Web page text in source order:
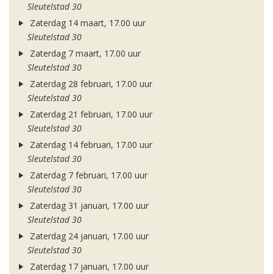
Sleutelstad 30
Zaterdag 14 maart, 17.00 uur
Sleutelstad 30
Zaterdag 7 maart, 17.00 uur
Sleutelstad 30
Zaterdag 28 februari, 17.00 uur
Sleutelstad 30
Zaterdag 21 februari, 17.00 uur
Sleutelstad 30
Zaterdag 14 februari, 17.00 uur
Sleutelstad 30
Zaterdag 7 februari, 17.00 uur
Sleutelstad 30
Zaterdag 31 januari, 17.00 uur
Sleutelstad 30
Zaterdag 24 januari, 17.00 uur
Sleutelstad 30
Zaterdag 17 januari, 17.00 uur